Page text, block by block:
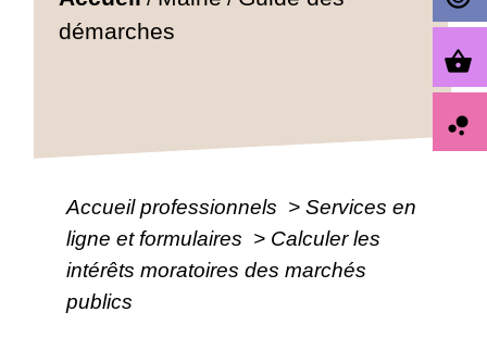
démarches
Accueil professionnels > Services en
ligne et formulaires > Calculer les
intérêts moratoires des marchés
publics
shopping_basket
bubble_chart